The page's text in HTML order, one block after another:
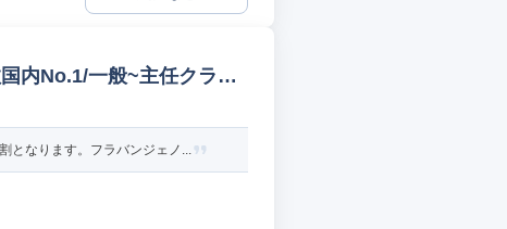
内No.1/一般~主任クラス
となります。フラバンジェノ...